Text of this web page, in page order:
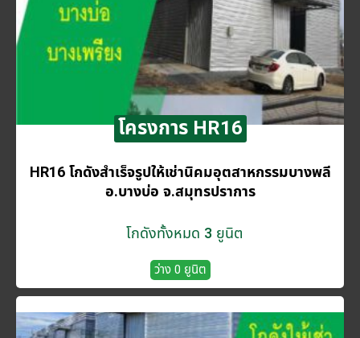
โครงการ HR16
HR16 โกดังสำเร็จรูปให้เช่านิคมอุตสาหกรรมบางพลี
อ.บางบ่อ จ.สมุทรปราการ
โกดังทั้งหมด 3 ยูนิต
ว่าง 0 ยูนิต